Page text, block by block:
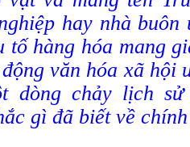
hay nhà
tố hàng hóa mang
văn hóa xã hội
dòng chảy lịch sử
gì đã biết về